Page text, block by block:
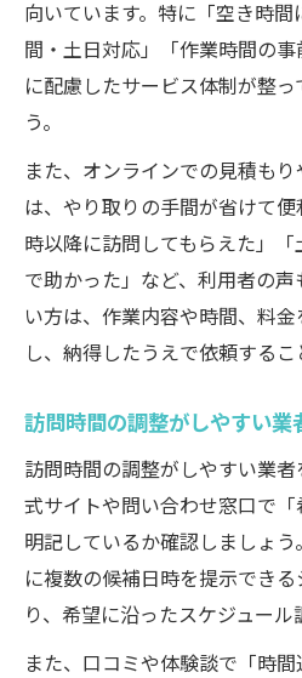
向いています。特に「空き時
間・土日対応」「作業時間の
に配慮したサービス体制が整
う。
また、オンラインでの見積も
は、やり取りの手間が省けて
時以降に訪問してもらえた」
で助かった」など、利用者の
い方は、作業内容や時間、料
し、納得したうえで依頼するこ
訪問時間の調整がしやすい業
訪問時間の調整がしやすい業
式サイトや問い合わせ窓口で
明記しているか確認しましょ
に複数の候補日時を提示でき
り、希望に沿ったスケジュール
また、口コミや体験談で「時